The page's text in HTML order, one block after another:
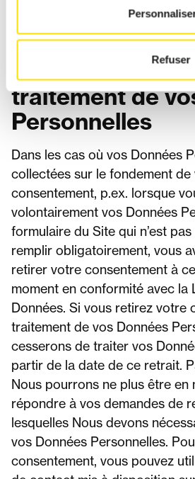
Refuser
Vous pouvez
consentement
traitement de
Personnelles
Dans les cas où vos Données
collectées sur le fondement de
consentement, p.ex. lorsque
volontairement vos Données
formulaire du Site qui n’est
remplir obligatoirement, vous
retirer votre consentement à
moment en conformité avec la
Données. Si vous retirez votre
traitement de vos Données
cesserons de traiter vos
partir de la date de ce retrait.
Nous pourrons ne plus être en
répondre à vos demandes de
lesquelles Nous devons
vos Données Personnelles.
consentement, vous pouvez